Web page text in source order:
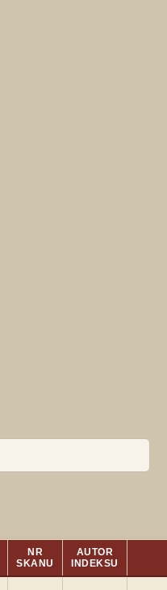
NR
SKANU
AUTOR
INDEKSU